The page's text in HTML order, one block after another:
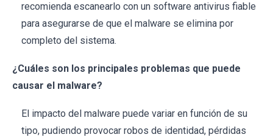
recomienda escanearlo con un software antivirus fiable
para asegurarse de que el malware se elimina por
completo del sistema.
¿Cuáles son los principales problemas que puede
causar el malware?
El impacto del malware puede variar en función de su
tipo, pudiendo provocar robos de identidad, pérdidas